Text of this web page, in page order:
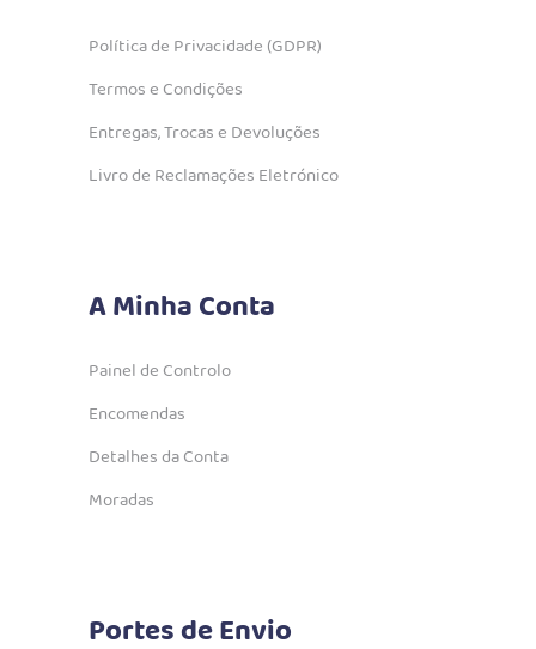
Política de Privacidade (GDPR)
Termos e Condições
Entregas, Trocas e Devoluções
Livro de Reclamações Eletrónico
A Minha Conta
Painel de Controlo
Encomendas
Detalhes da Conta
Moradas
Portes de Envio